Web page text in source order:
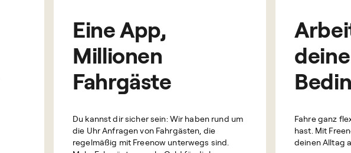
Eine App,
Millionen
Fahrgäste
Du kannst dir sicher sein: Wir haben rund um
die Uhr Anfragen von Fahrgästen, die
regelmäßig mit Freenow unterwegs sind.
Fahre ganz
hast. Mit
deinen Alltag